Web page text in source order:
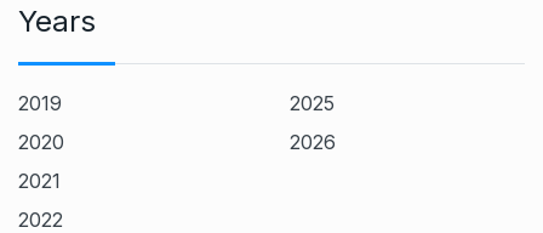
Years
2019
2020
2021
2022
2025
2026